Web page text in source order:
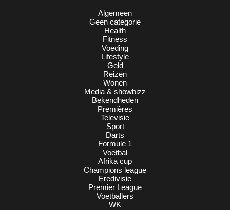
Algemeen
Geen categorie
Health
Fitness
Voeding
Lifestyle
Geld
Reizen
Wonen
Media & showbizz
Bekendheden
Premières
Televisie
Sport
Darts
Formule 1
Voetbal
Afrika cup
Champions league
Eredivisie
Premier League
Voetballers
WK